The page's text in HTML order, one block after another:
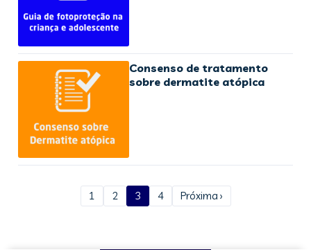
Consenso de tratamento
sobre dermatite atópica
1 2 3 4 Próxima ›